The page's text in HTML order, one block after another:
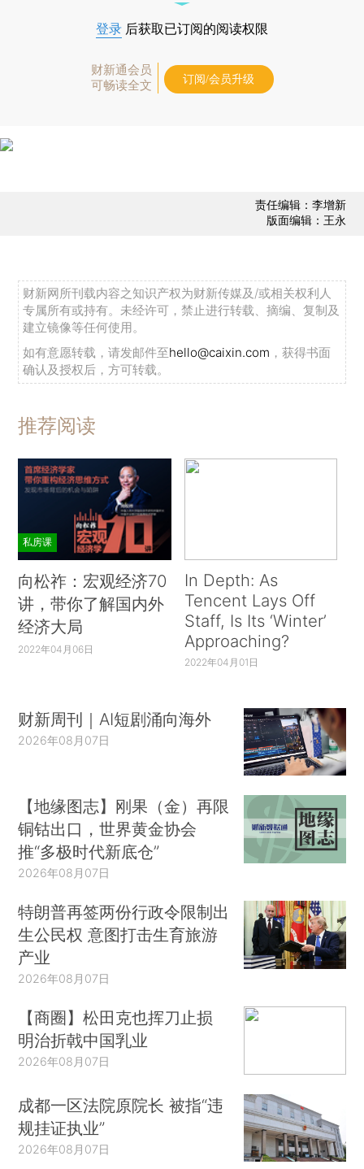
登录 后获取已订阅的阅读权限
财新通会员
可畅读全文
订阅/会员升级
责任编辑：李增新
版面编辑：王永
财新网所刊载内容之知识产权为财新传媒及/或相关权利人
专属所有或持有。未经许可，禁止进行转载、摘编、复制及
建立镜像等任何使用。
如有意愿转载，请发邮件至hello@caixin.com ，获得书面
确认及授权后，方可转载。
推荐阅读
私房课
向松祚：宏观经济70
讲，带你了解国内外
经济大局
2022年04月06日
In Depth: As
Tencent Lays Off
Staff, Is Its ‘Winter’
Approaching?
2022年04月01日
财新周刊｜AI短剧涌向海外
2026年08月07日
【地缘图志】刚果（金）再限
铜钴出口，世界黄金协会
推“多极时代新底仓”
2026年08月07日
特朗普再签两份行政令限制出
生公民权 意图打击生育旅游
产业
2026年08月07日
【商圈】松田克也挥刀止损
明治折戟中国乳业
2026年08月07日
成都一区法院原院长 被指“违
规挂证执业”
2026年08月07日